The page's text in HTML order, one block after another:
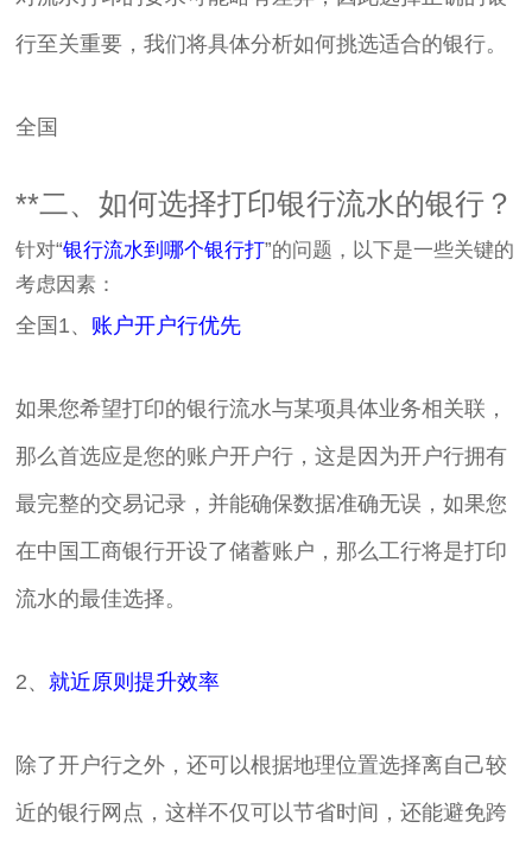
行至关重要，我们将具体分析如何挑选适合的银行。
全国
**二、如何选择打印银行流水的银行？
针对“银行流水到哪个银行打”的问题，以下是一些关键的
考虑因素：
全国1、 账户开户行优先
如果您希望打印的银行流水与某项具体业务相关联，
那么首选应是您的账户开户行，这是因为开户行拥有
最完整的交易记录，并能确保数据准确无误，如果您
在中国工商银行开设了储蓄账户，那么工行将是打印
流水的最佳选择。
2、就近原则提升效率
除了开户行之外，还可以根据地理位置选择离自己较
近的银行网点，这样不仅可以节省时间，还能避免跨